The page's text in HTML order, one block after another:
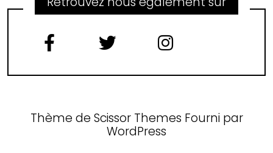
Thème de Scissor Themes Fourni par
WordPress